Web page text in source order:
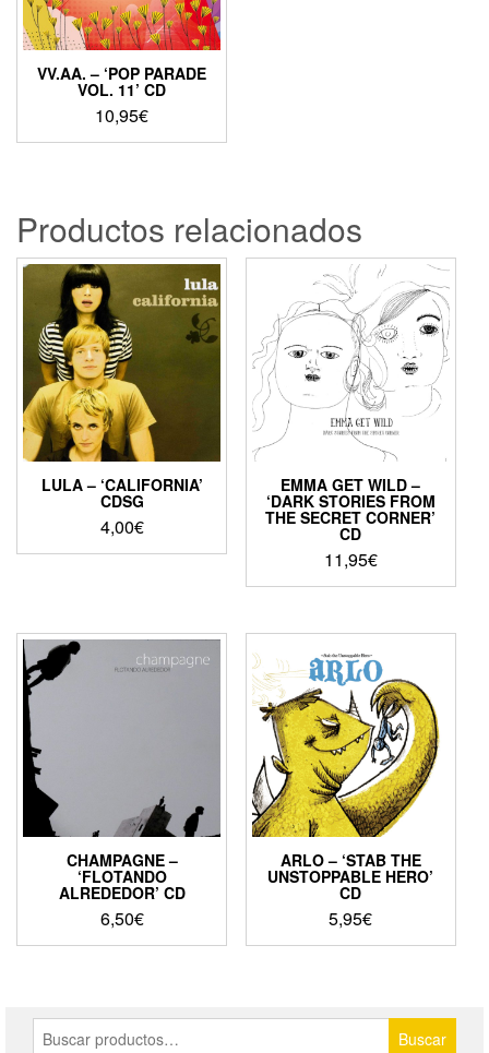
VV.AA. – ‘POP PARADE
VOL. 11’ CD
10,95€
Productos relacionados
LULA – ‘CALIFORNIA’
CDSG
4,00€
EMMA GET WILD –
‘DARK STORIES FROM
THE SECRET CORNER’
CD
11,95€
CHAMPAGNE –
‘FLOTANDO
ALREDEDOR’ CD
6,50€
ARLO – ‘STAB THE
UNSTOPPABLE HERO’
CD
5,95€
Buscar
Buscar